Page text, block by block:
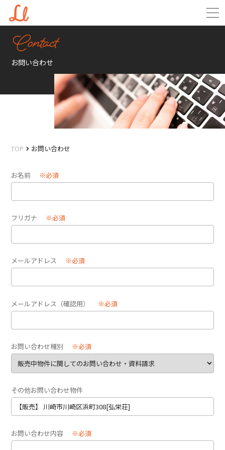
お問い合わせ
TOP お問い合わせ
お名前 ※必須
フリガナ ※必須
メールアドレス ※必須
メールアドレス（確認用） ※必須
お問い合わせ種別 ※必須
その他お問い合わせ物件
お問い合わせ内容 ※必須